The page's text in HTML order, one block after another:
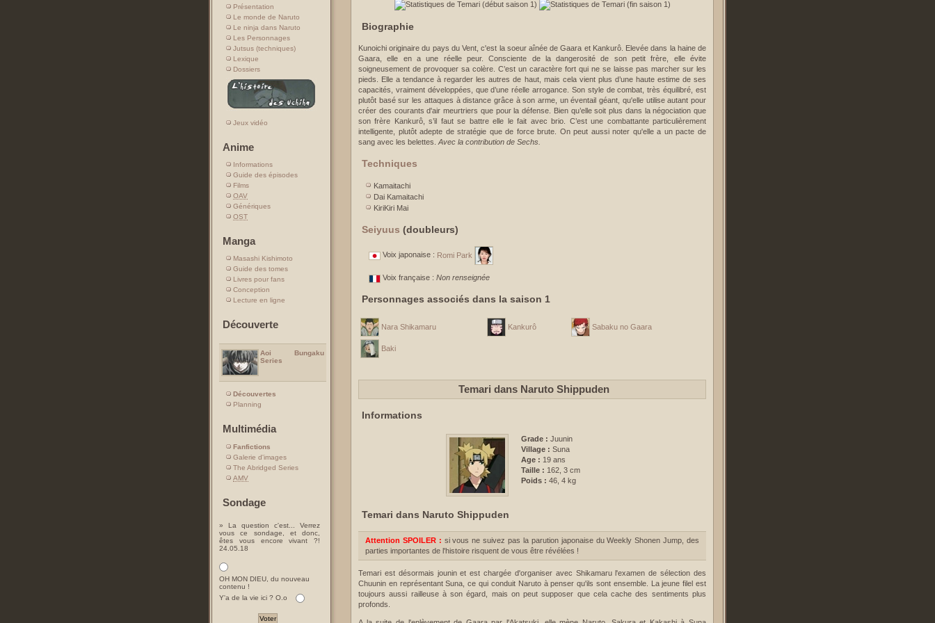
Présentation
Le monde de Naruto
Le ninja dans Naruto
Les Personnages
Jutsus (techniques)
Lexique
Dossiers
Jeux vidéo
Anime
Informations
Guide des épisodes
Films
OAV
Génériques
OST
Manga
Masashi Kishimoto
Guide des tomes
Livres pour fans
Conception
Lecture en ligne
Découverte
Aoi Bungaku
Series
Découvertes
Planning
Multimédia
Fanfictions
Galerie d'images
The Abridged Series
AMV
Sondage
» La question c'est... Verrez
vous ce sondage, et donc,
êtes vous encore vivant ?!
24.05.18
OH MON DIEU, du nouveau
contenu !
Y'a de la vie ici ? O.o
Biographie
Kunoichi originaire du pays du Vent, c'est la soeur aînée de Gaara et Kankurô. Elevée dans la haine de
Gaara, elle en a une réelle peur. Consciente de la dangerosité de son petit frère, elle évite
soigneusement de provoquer sa colère. C’est un caractère fort qui ne se laisse pas marcher sur les
pieds. Elle a tendance à regarder les autres de haut, mais cela vient plus d’une haute estime de ses
capacités, vraiment développées, que d’une réelle arrogance. Son style de combat, très équilibré, est
plutôt basé sur les attaques à distance grâce à son arme, un éventail géant, qu'elle utilise autant pour
créer des courants d'air meurtriers que pour la défense. Bien qu’elle soit plus dans la négociation que
son frère Kankurô, s’il faut se battre elle le fait avec brio. C’est une combattante particulièrement
intelligente, plutôt adepte de stratégie que de force brute. On peut aussi noter qu'elle a un pacte de
sang avec les belettes.Avec la contribution de Sechs.
Techniques
Kamaitachi
Dai Kamaitachi
KiriKiri Mai
Seiyuus (doubleurs)
Voix japonaise : Romi Park
Voix française : Non renseignée
Personnages associés dans la saison 1
Nara Shikamaru Kankurô Sabaku no Gaara
Baki
Temari dans Naruto Shippuden
Informations
Grade : Juunin
Village : Suna
Age : 19 ans
Taille : 162, 3 cm
Poids : 46, 4 kg
Temari dans Naruto Shippuden
Attention SPOILER : si vous ne suivez pas la parution japonaise du Weekly Shonen Jump, des
parties importantes de l'histoire risquent de vous être révélées !
Temari est désormais jounin et est chargée d'organiser avec Shikamaru l'examen de sélection des
Chuunin en représentant Suna, ce qui conduit Naruto à penser qu'ils sont ensemble. La jeune filel est
toujours aussi railleuse à son égard, mais on peut supposer que cela cache des sentiments plus
profonds.